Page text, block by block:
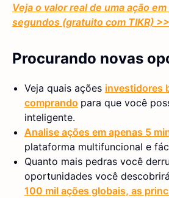
Veja o valor real de uma ação
segundos (gratuito com TIKR)
Procurando novas
Veja quais ações investidores
comprando para que você
inteligente.
Analise ações em apenas 5
plataforma multifuncional e
Quanto mais pedras você
oportunidades você
100 mil ações globais, as